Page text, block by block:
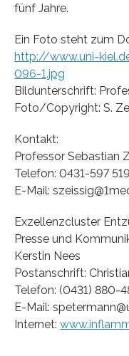
fünf Jahre.
Ein Foto steht zum
http://www.uni-
096-1.jpg
Bildunterschrift:
Foto/Copyright: S.
Kontakt:
Professor Sebastian
Telefon: 0431-597
E-Mail:
Exzellenzcluster
Presse und
Kerstin Nees
Postanschrift:
Telefon: (0431) 880-
E-Mail:
Internet: